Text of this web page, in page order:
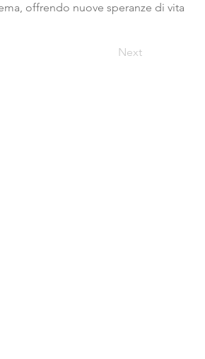
offrendo nuove speranze di vita
Next